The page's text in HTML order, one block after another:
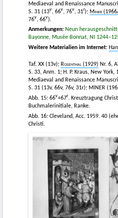
Mediaeval and Renaissance
S. 31 (13v, 66v, 76v, 31r); Miner
76v, 66v).
Anmerkungen: Neun
Bayonne, Musée Bonnat, NI
Weitere Materialien im Internet:
Taf. XX (13v); Rosenthal(1929) Nr. 6,
S. 33, Anm. 1; H. P. Kraus, New
Mediaeval and Renaissance
S. 31 (13v, 66v, 76v, 31r); MINER
Abb. 15: 66v+67r. Kreuztragung
Buchmalerinitiale, Ranke.
Abb. 16: Cleveland, Acc. 1959. 40
Christi.